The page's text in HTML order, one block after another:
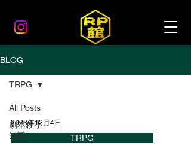
BLOG
All Posts
劇本殺小
知識
TRPG
2023年12月4日
TRPG